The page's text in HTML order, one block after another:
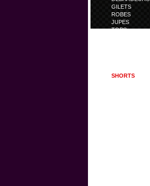
GILETS
ROBES
JUPES
TOPS
SHORTS